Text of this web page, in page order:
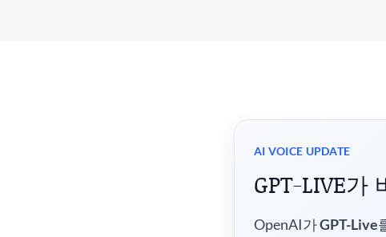
AI VOICE UPDATE
GPT-LIVE가
OpenAI가GPT-Live